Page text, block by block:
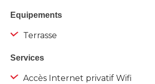
Equipements
Terrasse
Services
Accès Internet privatif Wifi